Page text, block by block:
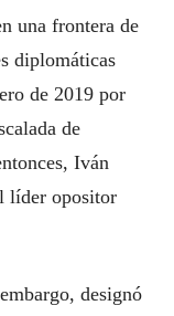
una frontera de
diplomáticas
de 2019 por
de
Iván
líder opositor
designó